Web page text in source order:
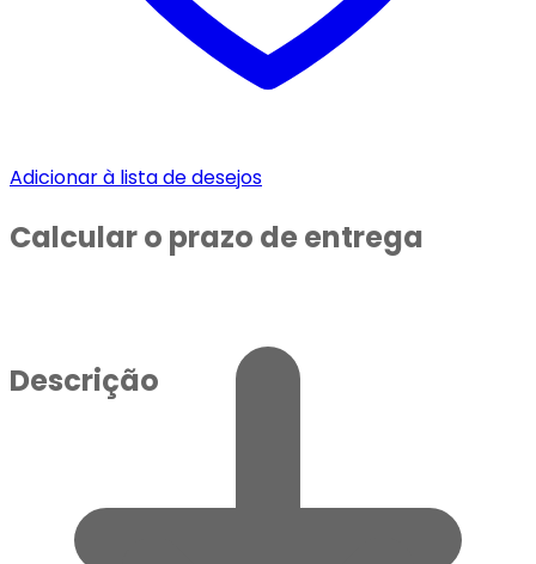
Adicionar à lista de desejos
Calcular o prazo de entrega
Descrição